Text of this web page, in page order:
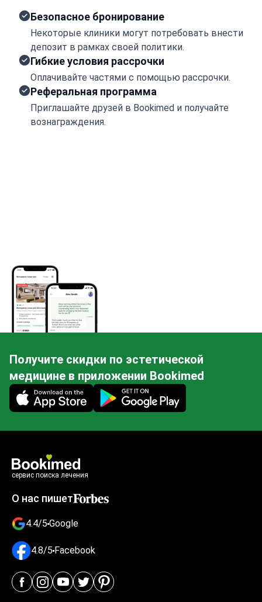
Безопасное бронирование
Некоторые клиники могут потребовать внести
депозит в рамках своей политики.
Гибкие условия рассрочки
Оплачивайте частями с помощью рассрочки.
Реферальная программа
Приглашайте друзей в Bookimed и получайте
вознаграждения.
Получите скидки по эстетической
медицине в приложении Bookimed
Mobile app illustration
сервис поиска лечения
О нас пишет
4.4/5 Google
4.8/5 Facebook